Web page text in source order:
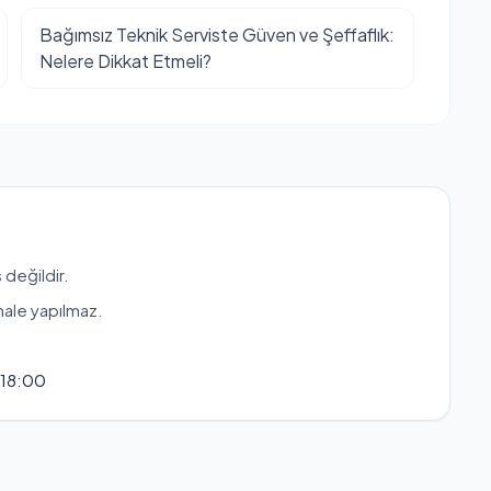
Bağımsız Teknik Serviste Güven ve Şeffaflık:
Nelere Dikkat Etmeli?
değildir.
yapılmaz.